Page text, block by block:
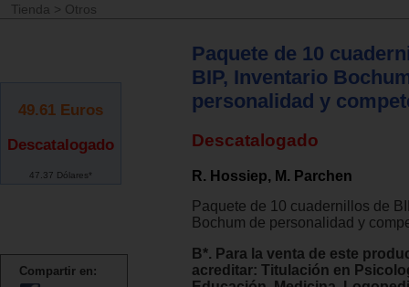
Tienda > Otros
49.61 Euros
Descatalogado
47.37 Dólares*
Compartir en:
Paquete de 10
BIP, Inventario
personalidad y
Descatalogado
R. Hossiep, M. Parchen
Paquete de 10 cuadernillos de
Bochum de personalidad y
B*. Para la venta de este
acreditar: Titulación en